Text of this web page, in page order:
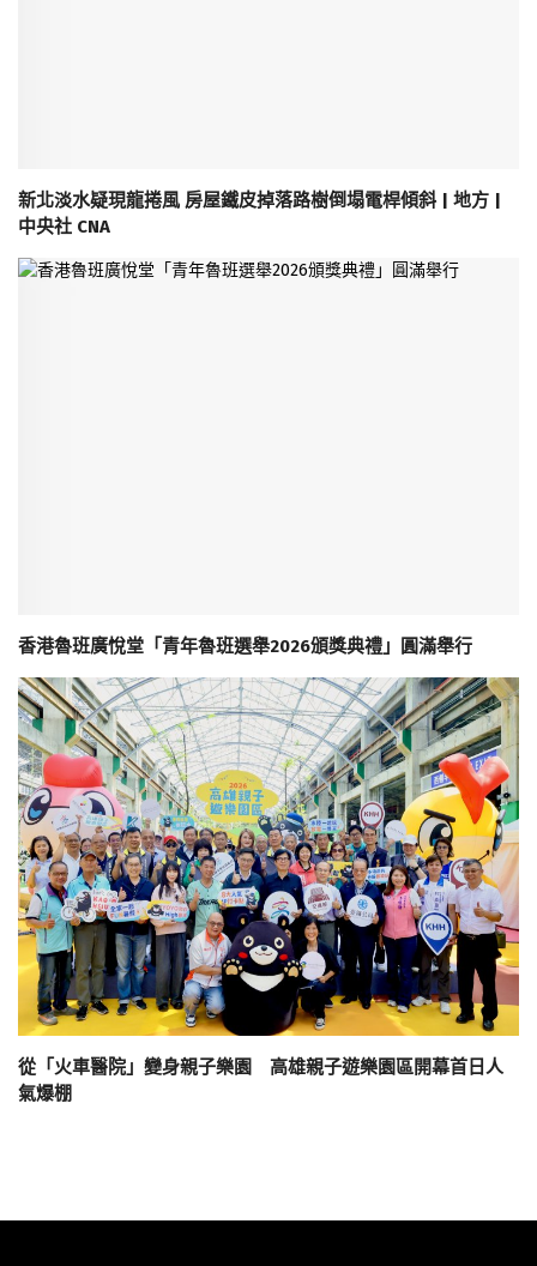
新北淡水疑現龍捲風 房屋鐵皮掉落路樹倒塌電桿傾斜 | 地方 |
中央社 CNA
香港魯班廣悅堂「青年魯班選舉2026頒獎典禮」圓滿舉行
從「火車醫院」變身親子樂園 高雄親子遊樂園區開幕首日人
氣爆棚